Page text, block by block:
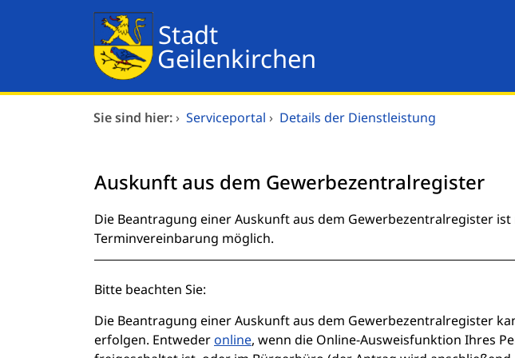
Zum Hauptinhalt springen
Zum Hauptinhalt
Dienstleistungen A-Z
Verwaltungsorganisation
Sie sind hier: › Serviceportal › Details der Dienstleistung
Auskunft aus dem Gewerbezentralregister
Kurzbeschreibung
Die Beantragung einer Auskunft aus dem Gewerbezentralregister
Terminvereinbarung möglich.
Beschreibung
Bitte beachten Sie:
Die Beantragung einer Auskunft aus dem Gewerbezentralregister
erfolgen. Entwederonline, wenn die Online-Ausweisfunktion Ihres